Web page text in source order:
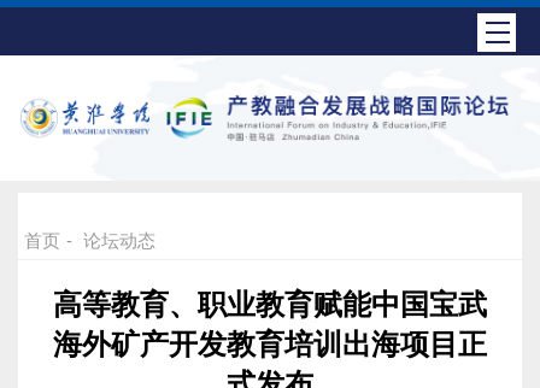
首页 - 论坛动态
高等教育、职业教育赋能中国宝武
海外矿产开发教育培训出海项目正